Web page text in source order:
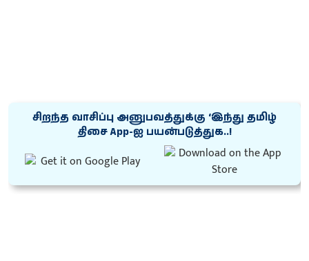
சிறந்த வாசிப்பு அனுபவத்துக்கு ‘இந்து தமிழ்
திசை App-ஐ பயன்படுத்துக..!